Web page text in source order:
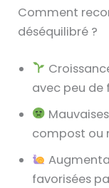
Comment
déséquilibré ?
avec peu de
compost ou
favorisées